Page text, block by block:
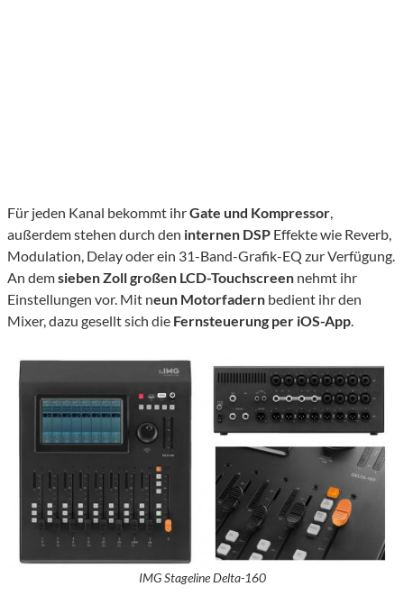
Für jeden Kanal bekommt ihrGate und Kompressor,
außerdem stehen durch den internen DSP Effekte wie Reverb,
Modulation, Delay oder ein 31-Band-Grafik-EQ zur Verfügung.
An demsieben Zoll großen LCD-Touchscreen nehmt ihr
Einstellungen vor. Mit neun Motorfadern bedient ihr den
Mixer, dazu gesellt sich die Fernsteuerung per iOS-App.
IMG Stageline Delta-160